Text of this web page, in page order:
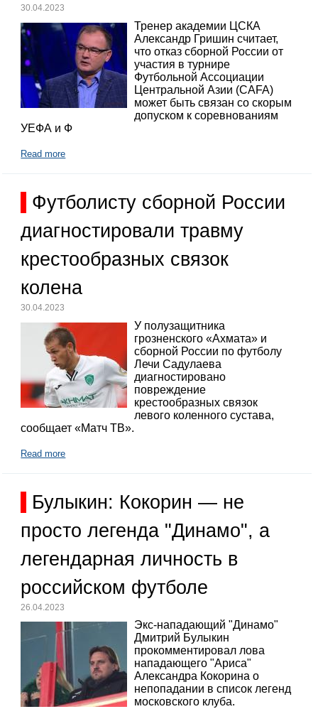
30.04.2023
Тренер академии ЦСКА
Александр Гришин считает,
что отказ сборной России от
участия в турнире
Футбольной Ассоциации
Центральной Азии (CAFA)
может быть связан со скорым
допуском к соревнованиям
УЕФА и Ф
Read more
Футболисту сборной России
диагностировали травму
крестообразных связок
колена
30.04.2023
У полузащитника
грозненского «Ахмата» и
сборной России по футболу
Лечи Садулаева
диагностировано
повреждение
крестообразных связок
левого коленного сустава,
сообщает «Матч ТВ».
Read more
Булыкин: Кокорин — не
просто легенда "Динамо", а
легендарная личность в
российском футболе
26.04.2023
Экс-нападающий "Динамо"
Дмитрий Булыкин
прокомментировал лова
нападающего "Ариса"
Александра Кокорина о
непопадании в список легенд
московского клуба.